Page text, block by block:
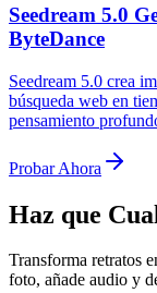
Seedream 5.0
ByteDance
Seedream 5.0 crea
búsqueda web en
pensamiento
Probar Ahora
Haz que
Transforma retratos
foto, añade audio y